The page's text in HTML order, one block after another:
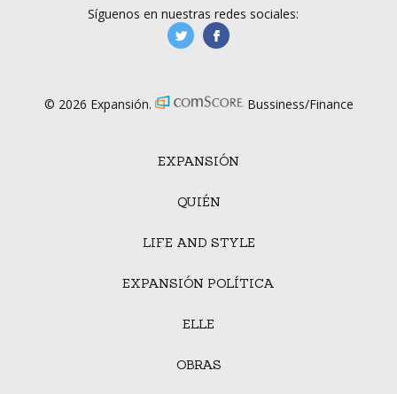
EXPANSIÓN
QUIÉN
LIFE AND STYLE
EXPANSIÓN POLÍTICA
ELLE
OBRAS
Síguenos en nuestras redes sociales:
manufacturaGE
© 2026 Expansión. Bussiness/Finance